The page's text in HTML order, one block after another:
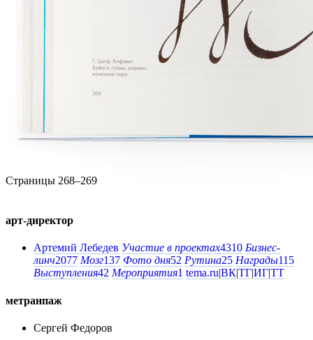
Страницы 268–269
арт-директор
Артемий Лебедев Участие в проектах4310 Бизнес-
линч2077 Мозг137 Фото дня52 Рутина25 Награды115
Выступления42 Мероприятия1 tema.ru|ВК|ТГ|ИГ|ТТ
метранпаж
Сергей Федоров